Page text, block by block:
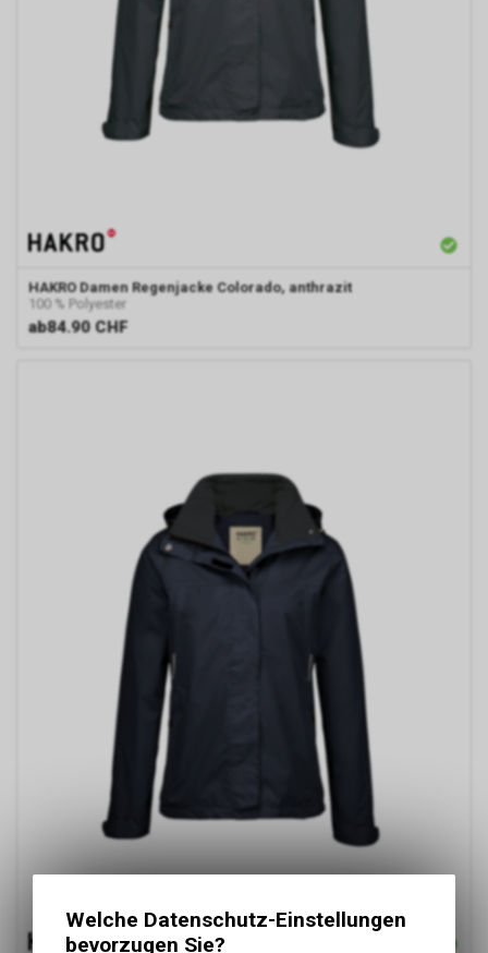
HAKRO Damen Regenjacke Colorado, anthrazit
100 % Polyester
ab84.90 CHF
Welche Datenschutz-Einstellungen
bevorzugen Sie?